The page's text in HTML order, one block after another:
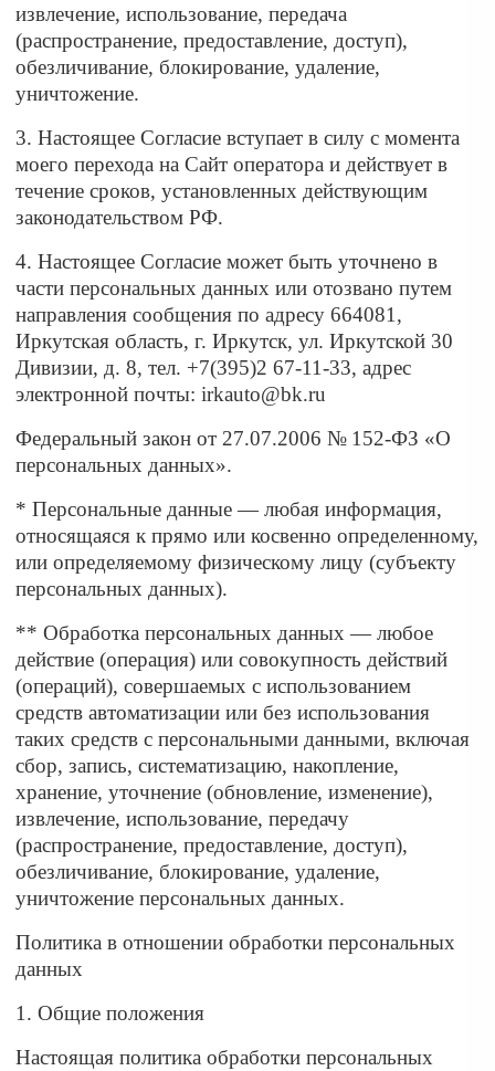
извлечение, использование, передача
(распространение, предоставление, доступ),
обезличивание, блокирование, удаление,
уничтожение.
3. Настоящее Согласие вступает в силу с момента
моего перехода на Сайт оператора и действует в
течение сроков, установленных действующим
законодательством РФ.
4. Настоящее Согласие может быть уточнено в
части персональных данных или отозвано путем
направления сообщения по адресу 664081,
Иркутская область, г. Иркутск, ул. Иркутской 30
Дивизии, д. 8, тел. +7(395)2 67-11-33, адрес
электронной почты: irkauto@bk.ru
Федеральный закон от 27.07.2006 № 152-ФЗ «О
персональных данных».
* Персональные данные — любая информация,
относящаяся к прямо или косвенно определенному,
или определяемому физическому лицу (субъекту
персональных данных).
** Обработка персональных данных — любое
действие (операция) или совокупность действий
(операций), совершаемых с использованием
средств автоматизации или без использования
таких средств с персональными данными, включая
сбор, запись, систематизацию, накопление,
хранение, уточнение (обновление, изменение),
извлечение, использование, передачу
(распространение, предоставление, доступ),
обезличивание, блокирование, удаление,
уничтожение персональных данных.
Политика в отношении обработки персональных
данных
1. Общие положения
Настоящая политика обработки персональных